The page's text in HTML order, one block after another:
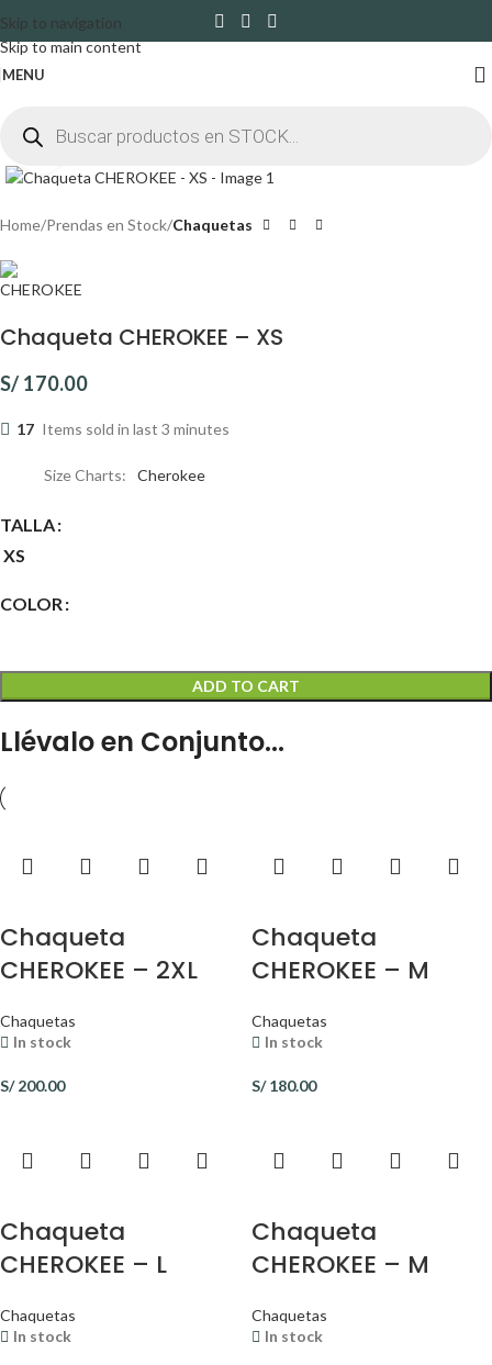
Skip to navigation
Skip to main content
MENU
Click to enlarge
Home Prendas en Stock Chaquetas
Chaqueta CHEROKEE – XS
S/ 170.00
17 Items sold in last 3 minutes
Size Charts Cherokee
TALLA
XS
COLOR
ADD TO CART
Llévalo en Conjunto...
Chaqueta
CHEROKEE – 2XL
Chaquetas
In stock
S/200.00
Chaqueta
CHEROKEE – M
Chaquetas
In stock
S/180.00
Chaqueta
CHEROKEE – L
Chaquetas
In stock
Chaqueta
CHEROKEE – M
Chaquetas
In stock